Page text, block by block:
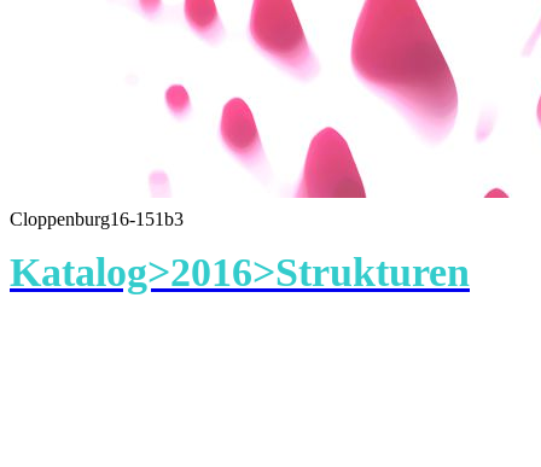
Cloppenburg16-151b3
Katalog>2016>Strukturen